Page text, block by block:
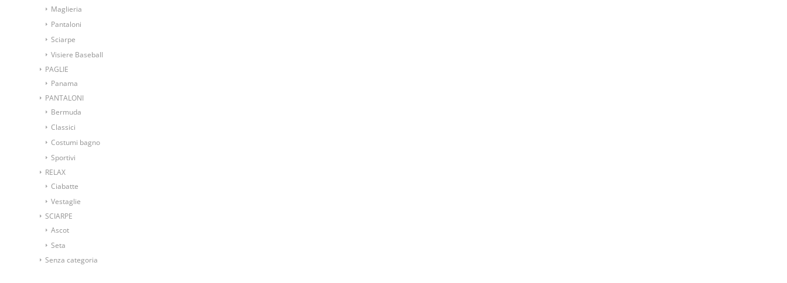
Maglieria
Pantaloni
Sciarpe
Visiere Baseball
PAGLIE
Panama
PANTALONI
Bermuda
Classici
Costumi bagno
Sportivi
RELAX
Ciabatte
Vestaglie
SCIARPE
Ascot
Seta
Senza categoria